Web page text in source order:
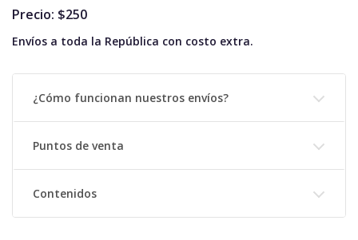
Precio: $250
Envíos a toda la República con costo extra.
¿Cómo funcionan nuestros envíos?
Puntos de venta
Contenidos